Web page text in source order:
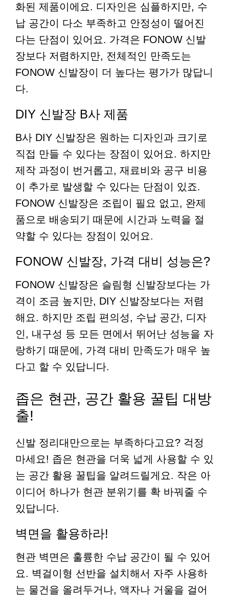
화된 제품이에요. 디자인은 심플하지만, 수
납 공간이 다소 부족하고 안정성이 떨어진
다는 단점이 있어요. 가격은 FONOW 신발
장보다 저렴하지만, 전체적인 만족도는
FONOW 신발장이 더 높다는 평가가 많답니
다.
DIY 신발장 B사 제품
B사 DIY 신발장은 원하는 디자인과 크기로
직접 만들 수 있다는 장점이 있어요. 하지만
제작 과정이 번거롭고, 재료비와 공구 비용
이 추가로 발생할 수 있다는 단점이 있죠.
FONOW 신발장은 조립이 필요 없고, 완제
품으로 배송되기 때문에 시간과 노력을 절
약할 수 있다는 장점이 있어요.
FONOW 신발장, 가격 대비 성능은?
FONOW 신발장은 슬림형 신발장보다는 가
격이 조금 높지만, DIY 신발장보다는 저렴
해요. 하지만 조립 편의성, 수납 공간, 디자
인, 내구성 등 모든 면에서 뛰어난 성능을 자
랑하기 때문에, 가격 대비 만족도가 매우 높
다고 할 수 있답니다.
좁은 현관, 공간 활용 꿀팁 대방
출!
신발 정리대만으로는 부족하다고요? 걱정
마세요! 좁은 현관을 더욱 넓게 사용할 수 있
는 공간 활용 꿀팁을 알려드릴게요. 작은 아
이디어 하나가 현관 분위기를 확 바꿔줄 수
있답니다.
벽면을 활용하라!
현관 벽면은 훌륭한 수납 공간이 될 수 있어
요. 벽걸이형 선반을 설치해서 자주 사용하
는 물건을 올려두거나, 액자나 거울을 걸어